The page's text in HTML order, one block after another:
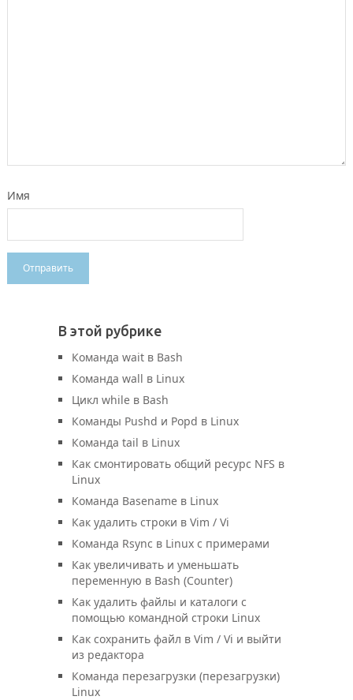
Имя
В этой рубрике
Команда wait в Bash
Команда wall в Linux
Цикл while в Bash
Команды Pushd и Popd в Linux
Команда tail в Linux
Как смонтировать общий ресурс NFS в
Linux
Команда Basename в Linux
Как удалить строки в Vim / Vi
Команда Rsync в Linux с примерами
Как увеличивать и уменьшать
переменную в Bash (Counter)
Как удалить файлы и каталоги с
помощью командной строки Linux
Как сохранить файл в Vim / Vi и выйти
из редактора
Команда перезагрузки (перезагрузки)
Linux